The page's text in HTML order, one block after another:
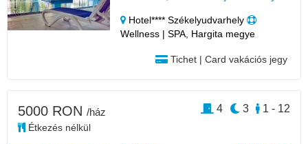
Hotel**** Székelyudvarhely
Wellness | SPA, Hargita megye
Tichet | Card vakációs jegy
5000 RON /ház
Étkezés nélkül
1 - 12
3
4